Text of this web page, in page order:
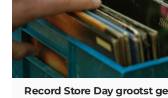
Record Store Day grootst